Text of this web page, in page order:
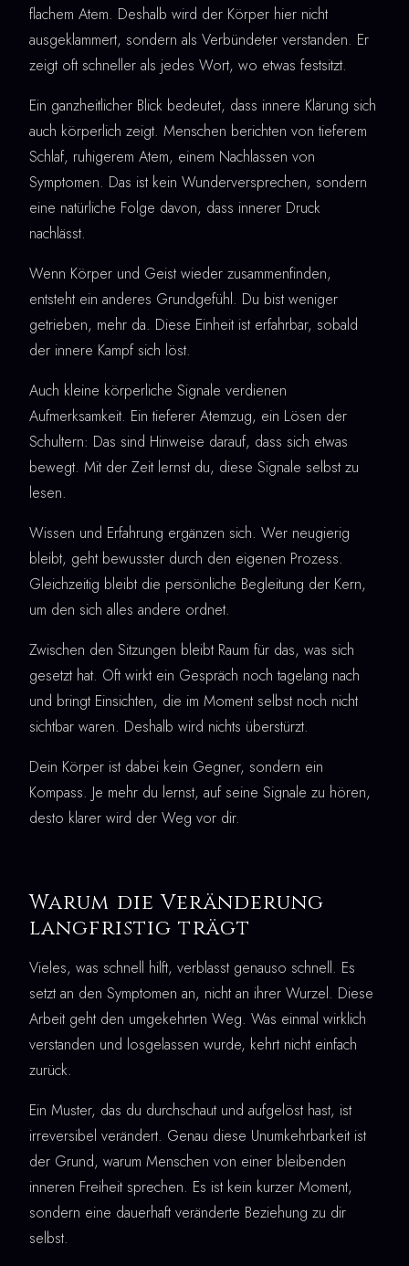
flachem Atem. Deshalb wird der Körper hier nicht
ausgeklammert, sondern als Verbündeter verstanden. Er
zeigt oft schneller als jedes Wort, wo etwas festsitzt.
Ein ganzheitlicher Blick bedeutet, dass innere Klärung sich
auch körperlich zeigt. Menschen berichten von tieferem
Schlaf, ruhigerem Atem, einem Nachlassen von
Symptomen. Das ist kein Wunderversprechen, sondern
eine natürliche Folge davon, dass innerer Druck
nachlässt.
Wenn Körper und Geist wieder zusammenfinden,
entsteht ein anderes Grundgefühl. Du bist weniger
getrieben, mehr da. Diese Einheit ist erfahrbar, sobald
der innere Kampf sich löst.
Auch kleine körperliche Signale verdienen
Aufmerksamkeit. Ein tieferer Atemzug, ein Lösen der
Schultern: Das sind Hinweise darauf, dass sich etwas
bewegt. Mit der Zeit lernst du, diese Signale selbst zu
lesen.
Wissen und Erfahrung ergänzen sich. Wer neugierig
bleibt, geht bewusster durch den eigenen Prozess.
Gleichzeitig bleibt die persönliche Begleitung der Kern,
um den sich alles andere ordnet.
Zwischen den Sitzungen bleibt Raum für das, was sich
gesetzt hat. Oft wirkt ein Gespräch noch tagelang nach
und bringt Einsichten, die im Moment selbst noch nicht
sichtbar waren. Deshalb wird nichts überstürzt.
Dein Körper ist dabei kein Gegner, sondern ein
Kompass. Je mehr du lernst, auf seine Signale zu hören,
desto klarer wird der Weg vor dir.
Warum die Veränderung
langfristig trägt
Vieles, was schnell hilft, verblasst genauso schnell. Es
setzt an den Symptomen an, nicht an ihrer Wurzel. Diese
Arbeit geht den umgekehrten Weg. Was einmal wirklich
verstanden und losgelassen wurde, kehrt nicht einfach
zurück.
Ein Muster, das du durchschaut und aufgelöst hast, ist
irreversibel verändert. Genau diese Unumkehrbarkeit ist
der Grund, warum Menschen von einer bleibenden
inneren Freiheit sprechen. Es ist kein kurzer Moment,
sondern eine dauerhaft veränderte Beziehung zu dir
selbst.